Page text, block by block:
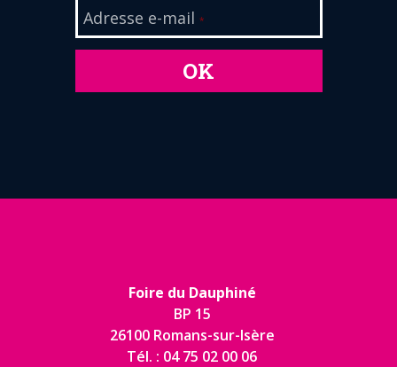
Adresse e-mail *
OK
Foire du Dauphiné
BP 15
26100 Romans-sur-Isère
Tél. : 04 75 02 00 06